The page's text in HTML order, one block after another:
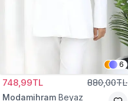
6
748,99TL 880,00TL
Modamihram Beyaz